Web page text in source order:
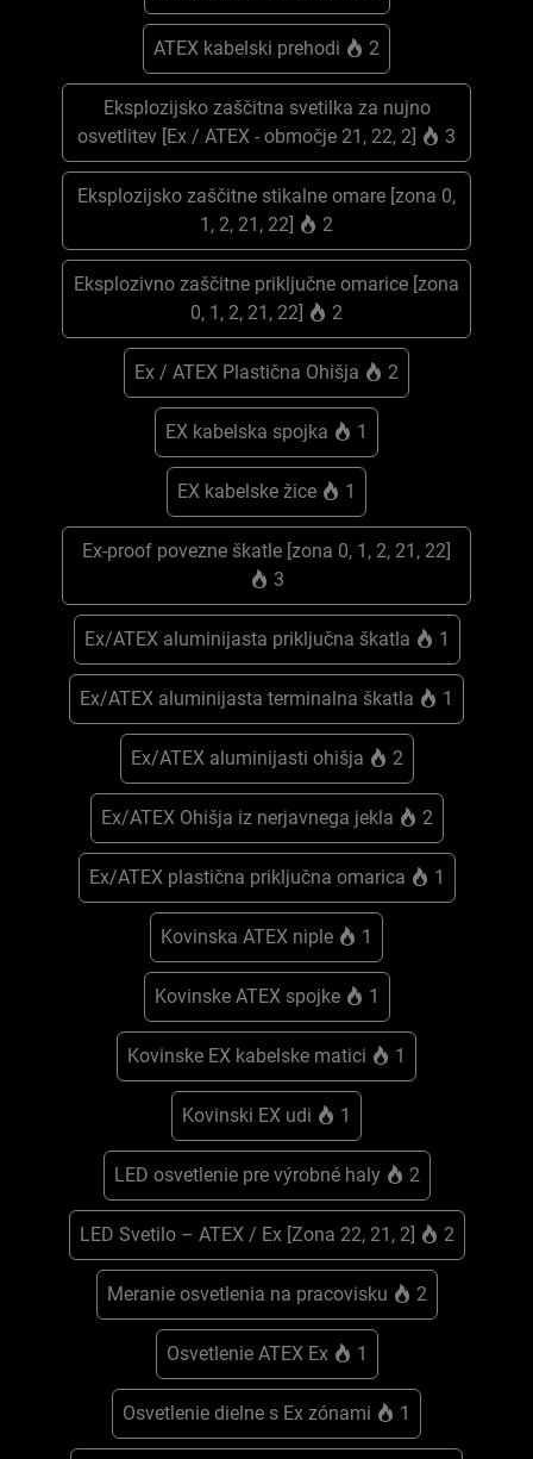
ATEX kabelski prehodi 2
Eksplozijsko zaščitna svetilka za nujno
osvetlitev [Ex / ATEX - območje 21, 22, 2]
3
Eksplozijsko zaščitne stikalne omare [zona 0,
1, 2, 21, 22]
2
Eksplozivno zaščitne priključne omarice [zona
0, 1, 2, 21, 22]
2
Ex / ATEX Plastična Ohišja 2
EX kabelska spojka 1
EX kabelske žice 1
Ex-proof povezne škatle [zona 0, 1, 2, 21, 22]
3
Ex/ATEX aluminijasta priključna škatla 1
Ex/ATEX aluminijasta terminalna škatla 1
Ex/ATEX aluminijasti ohišja 2
Ex/ATEX Ohišja iz nerjavnega jekla 2
Ex/ATEX plastična priključna omarica 1
Kovinska ATEX niple 1
Kovinske ATEX spojke 1
Kovinske EX kabelske matici 1
Kovinski EX udi 1
LED osvetlenie pre výrobné haly 2
LED Svetilo – ATEX / Ex [Zona 22, 21, 2] 2
Meranie osvetlenia na pracovisku 2
Osvetlenie ATEX Ex 1
Osvetlenie dielne s Ex zónami 1